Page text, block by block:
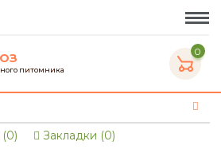
питомника
0
Закладки (0)